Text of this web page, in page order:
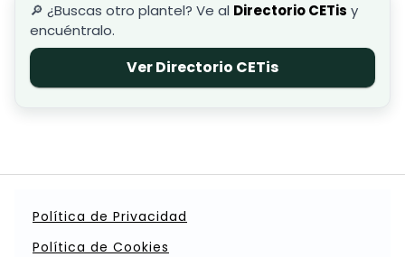
🔎 ¿Buscas otro plantel? Ve al Directorio CETis y
encuéntralo.
Ver Directorio CETis
Política de Privacidad
Política de Cookies